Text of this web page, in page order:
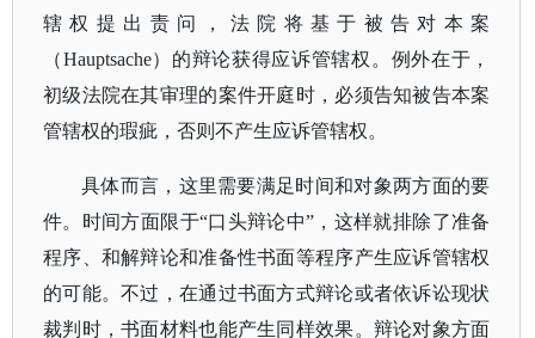
辖权提出责问，法院将基于被告对本案
（Hauptsache）的辩论获得应诉管辖权。例外在于，
初级法院在其审理的案件开庭时，必须告知被告本案
管辖权的瑕疵，否则不产生应诉管辖权。
具体而言，这里需要满足时间和对象两方面的要
件。时间方面限于“口头辩论中”，这样就排除了准备
程序、和解辩论和准备性书面等程序产生应诉管辖权
的可能。不过，在通过书面方式辩论或者依诉讼现状
裁判时，书面材料也能产生同样效果。辩论对象方面